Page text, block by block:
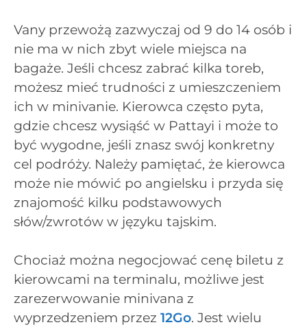
Vany przewożą zazwyczaj od 9 do 14 osób i
nie ma w nich zbyt wiele miejsca na
bagaże. Jeśli chcesz zabrać kilka toreb,
możesz mieć trudności z umieszczeniem
ich w minivanie. Kierowca często pyta,
gdzie chcesz wysiąść w Pattayi i może to
być wygodne, jeśli znasz swój konkretny
cel podróży. Należy pamiętać, że kierowca
może nie mówić po angielsku i przyda się
znajomość kilku podstawowych
słów/zwrotów w języku tajskim.
Chociaż można negocjować cenę biletu z
kierowcami na terminalu, możliwe jest
zarezerwowanie minivana z
wyprzedzeniem przez 12Go. Jest wielu